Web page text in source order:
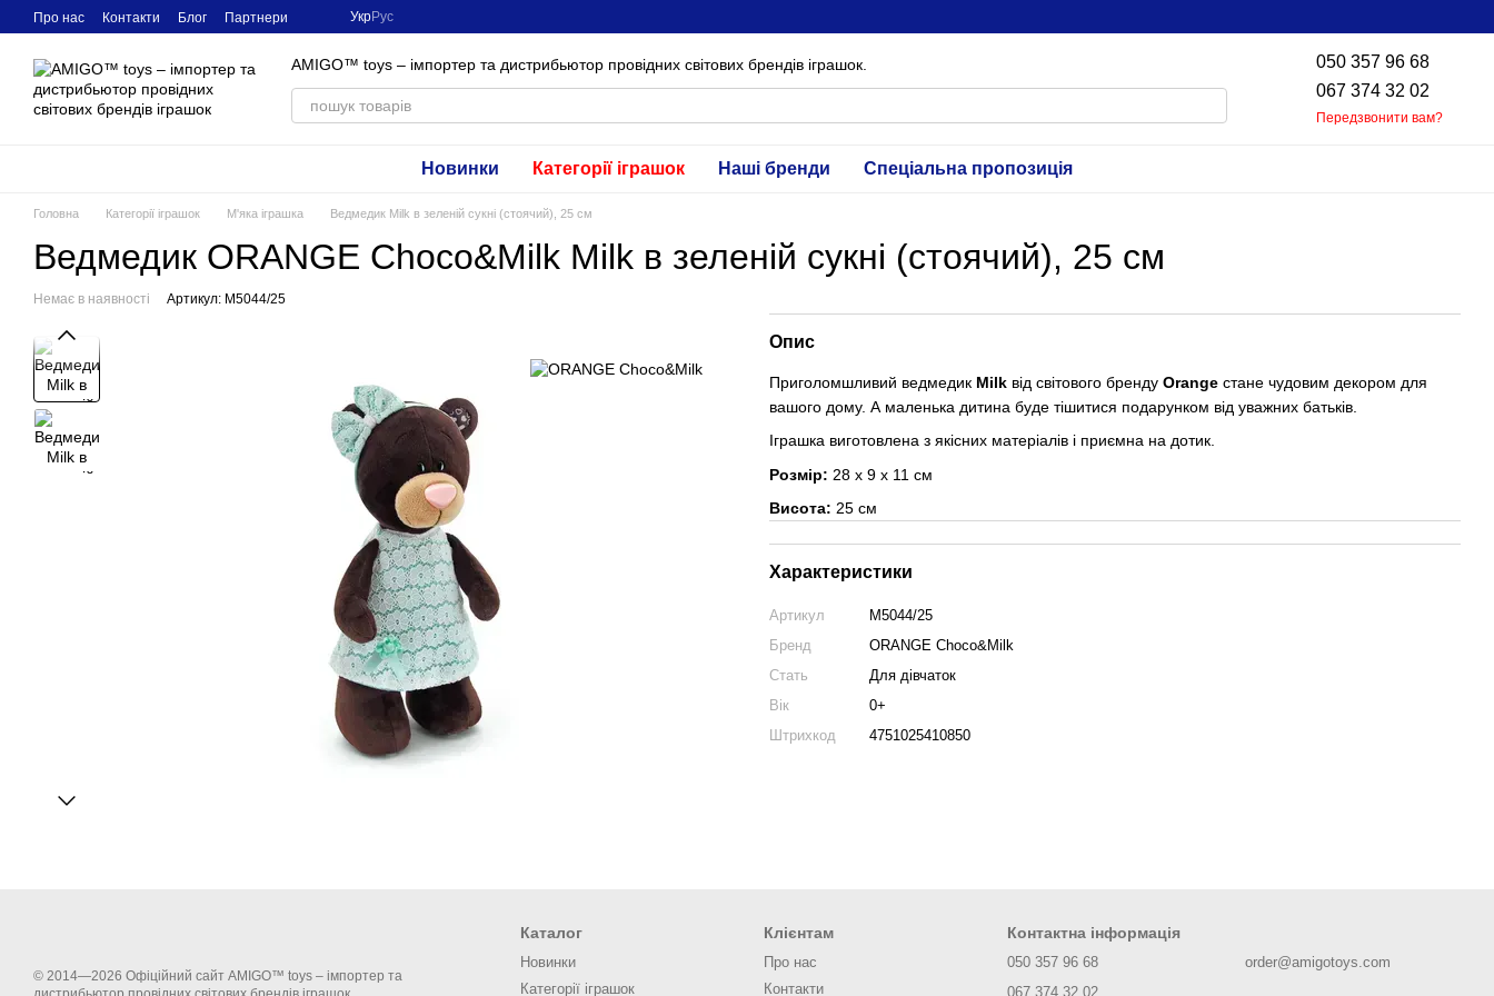
Перейти до основного контенту
Про нас Контакти Блог Партнери УкрРус
AMIGO™ toys – імпортер та дистрибьютор провідних світових брендів іграшок.
050 357 96 68
067 374 32 02
Передзвонити вам?
Новинки Категорії іграшок Наші бренди Спеціальна пропозиція
Головна Категорії іграшок М'яка іграшка Ведмедик Milk в зеленій сукні (стоячий), 25 см
Ведмедик ORANGE Choco&Milk Milk в зеленій сукні (стоячий), 25 см
Немає в наявності Артикул: M5044/25
Опис
Приголомшливий ведмедик Milk від світового бренду Orange стане чудовим декором для
вашого дому. А маленька дитина буде тішитися подарунком від уважних батьків.
Іграшка виготовлена з якісних матеріалів і приємна на дотик.
Розмір: 28 х 9 х 11 см
Висота: 25 см
Характеристики
Артикул
M5044/25
Бренд
ORANGE Choco&Milk
Стать
Для дівчаток
Вік
0+
Штрихкод
4751025410850
© 2014—2026 Офіційний сайт AMIGO™ toys – імпортер та
Каталог
Новинки
Категорії іграшок
Клієнтам
Про нас
Контакти
Контактна інформація
050 357 96 68
067 374 32 02
order@amigotoys.com